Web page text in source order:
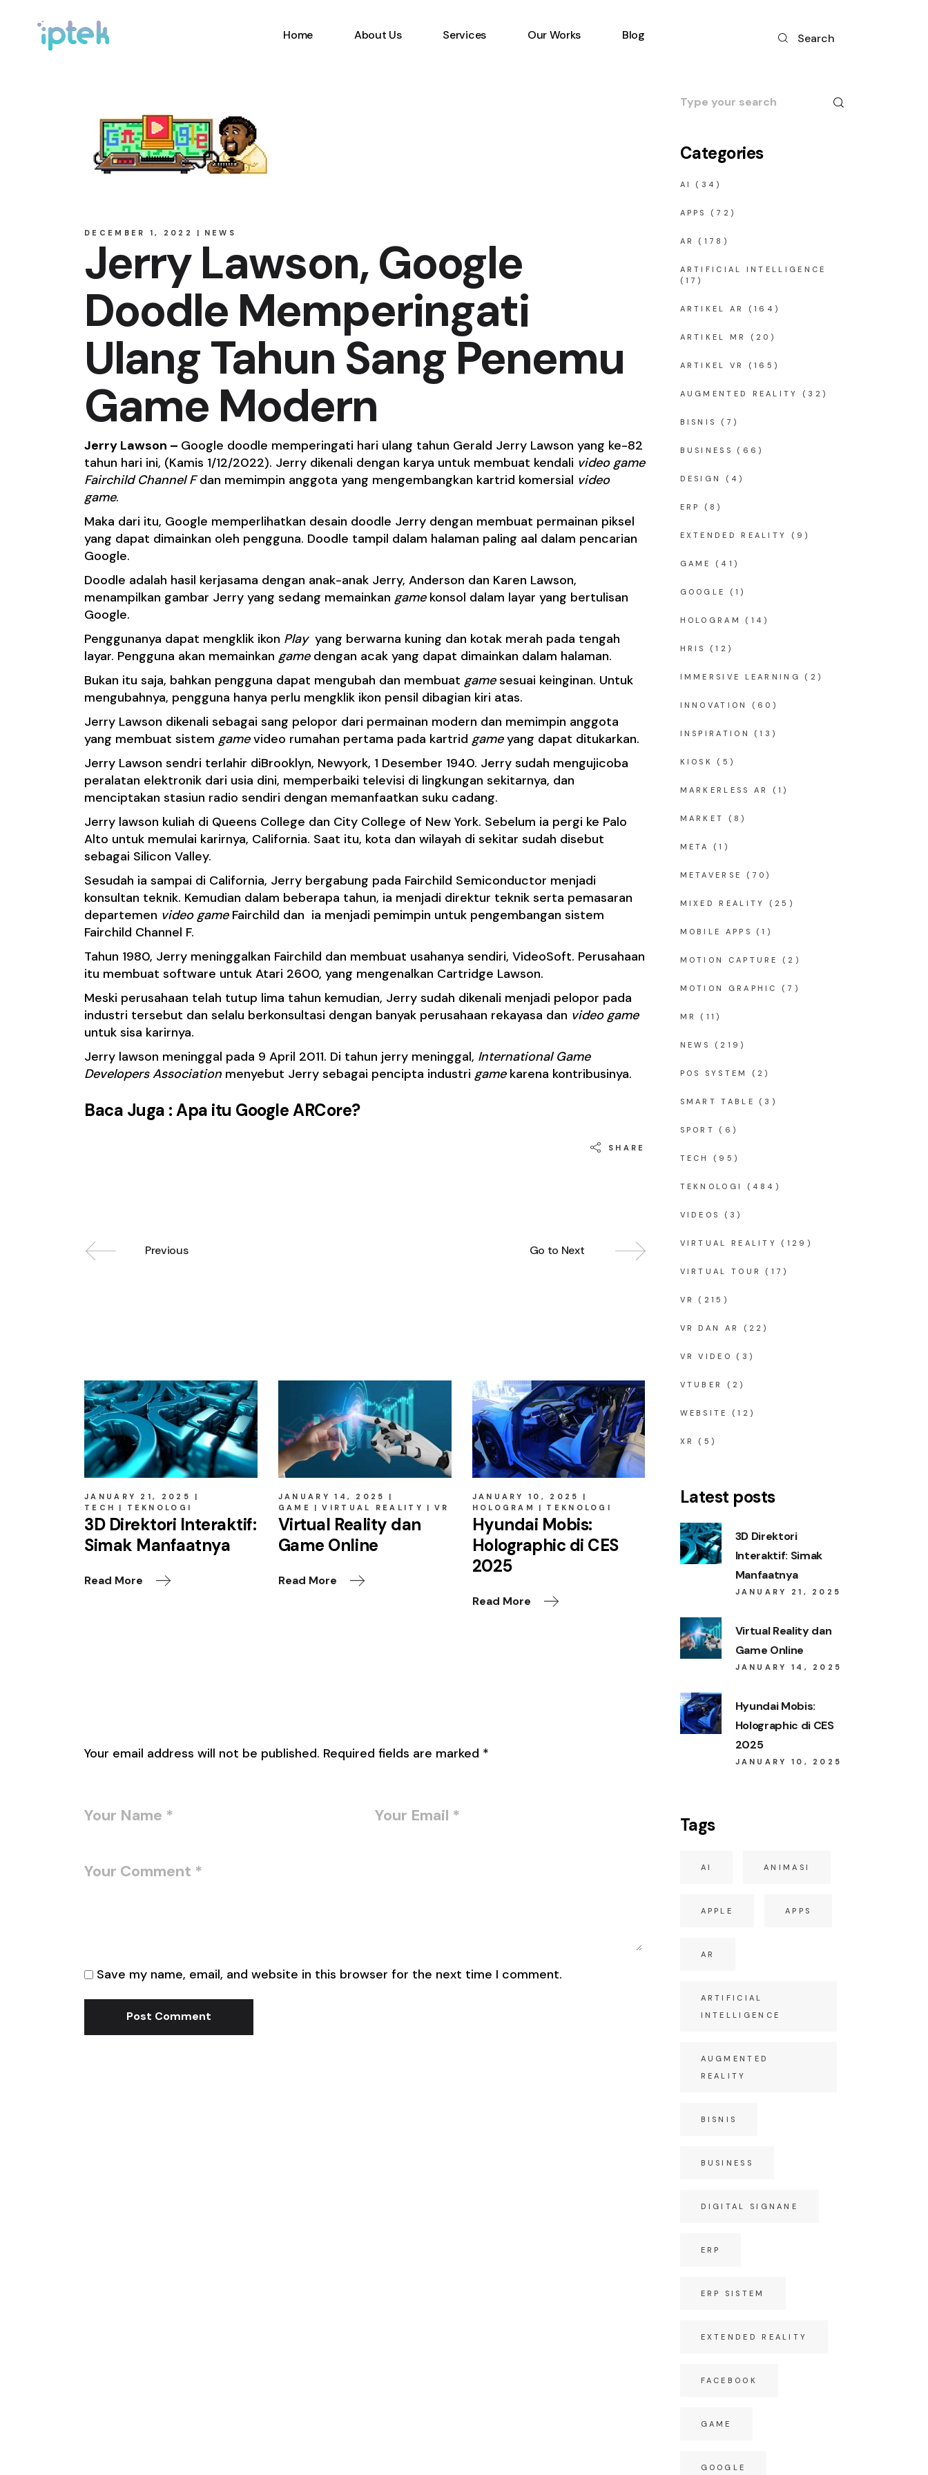
Home About Us Services Our Works Blog Search
DECEMBER 1, 2022 NEWS
Jerry Lawson, Google
Doodle Memperingati
Ulang Tahun Sang Penemu
Game Modern
Jerry Lawson – Google doodle memperingati hari ulang tahun Gerald Jerry Lawson yang ke-82
tahun hari ini, (Kamis 1/12/2022). Jerry dikenali dengan karya untuk membuat kendali videogame
Fairchild Channel Fdan memimpin anggota yang mengembangkan kartrid komersial video
game.
Maka dari itu, Google memperlihatkan desain doodle Jerry dengan membuat permainan piksel
yang dapat dimainkan oleh pengguna. Doodle tampil dalam halaman paling aal dalam pencarian
Google.
Doodle adalah hasil kerjasama dengan anak-anak Jerry, Anderson dan Karen Lawson,
menampilkan gambar Jerry yang sedang memainkan gamekonsol dalam layar yang bertulisan
Google.
Penggunanya dapat mengklik ikon Playyang berwarna kuning dan kotak merah pada tengah
layar. Pengguna akan memainkan gamedengan acak yang dapat dimainkan dalam halaman.
Bukan itu saja, bahkan pengguna dapat mengubah dan membuat gamesesuai keinginan. Untuk
mengubahnya, pengguna hanya perlu mengklik ikon pensil dibagian kiri atas.
Jerry Lawson dikenali sebagai sang pelopor dari permainan modern dan memimpin anggota
yang membuat sistem gamevideo rumahan pertama pada kartrid gameyang dapat ditukarkan.
Jerry Lawson sendri terlahir diBrooklyn, Newyork, 1 Desember 1940. Jerry sudah mengujicoba
peralatan elektronik dari usia dini, memperbaiki televisi di lingkungan sekitarnya, dan
menciptakan stasiun radio sendiri dengan memanfaatkan suku cadang.
Jerry lawson kuliah di Queens College dan City College of New York. Sebelum ia pergi ke Palo
Alto untuk memulai karirnya, California. Saat itu, kota dan wilayah di sekitar sudah disebut
sebagai Silicon Valley.
Sesudah ia sampai di California, Jerry bergabung pada Fairchild Semiconductor menjadi
konsultan teknik. Kemudian dalam beberapa tahun, ia menjadi direktur teknik serta pemasaran
departemen video gameFairchild dan ia menjadi pemimpin untuk pengembangan sistem
Fairchild Channel F.
Tahun 1980, Jerry meninggalkan Fairchild dan membuat usahanya sendiri, VideoSoft. Perusahaan
itu membuat software untuk Atari 2600, yang mengenalkan Cartridge Lawson.
Meski perusahaan telah tutup lima tahun kemudian, Jerry sudah dikenali menjadi pelopor pada
industri tersebut dan selalu berkonsultasi dengan banyak perusahaan rekayasa dan video game
untuk sisa karirnya.
Jerry lawson meninggal pada 9 April 2011. Di tahun jerry meninggal, International Game
Developers Association menyebut Jerry sebagai pencipta industri gamekarena kontribusinya.
Baca Juga :Apa itu Google ARCore?
SHARE
Previous Go to Next
JANUARY 21, 2025
TECH
TEKNOLOGI
3D Direktori Interaktif:
Simak Manfaatnya
Read More
JANUARY 14, 2025
GAME
VIRTUAL REALITY VR
Virtual Reality dan
Game Online
Read More
JANUARY 10, 2025
HOLOGRAM
TEKNOLOGI
Hyundai Mobis:
Holographic di CES
2025
Read More
Your email address will not be published. Required fields are marked *
Save my name, email, and website in this browser for the next time I comment.
Post Comment
Search
for:
Categories
AI (34)
APPS (72)
AR (178)
ARTIFICIAL INTELLIGENCE
(17)
ARTIKEL AR (164)
ARTIKEL MR (20)
ARTIKEL VR (165)
AUGMENTED REALITY (32)
BISNIS (7)
BUSINESS (66)
DESIGN (4)
ERP (8)
EXTENDED REALITY (9)
GAME (41)
GOOGLE (1)
HOLOGRAM (14)
HRIS (12)
IMMERSIVE LEARNING (2)
INNOVATION (60)
INSPIRATION (13)
KIOSK (5)
MARKERLESS AR (1)
MARKET (8)
META (1)
METAVERSE (70)
MIXED REALITY (25)
MOBILE APPS (1)
MOTION CAPTURE (2)
MOTION GRAPHIC (7)
MR (11)
NEWS (219)
POS SYSTEM (2)
SMART TABLE (3)
SPORT (6)
TECH (95)
TEKNOLOGI (484)
VIDEOS (3)
VIRTUAL REALITY (129)
VIRTUAL TOUR (17)
VR (215)
VR DAN AR (22)
VR VIDEO (3)
VTUBER (2)
WEBSITE (12)
XR (5)
Latest posts
3D Direktori
Interaktif: Simak
Manfaatnya
JANUARY 21, 2025
Virtual Reality dan
Game Online
JANUARY 14, 2025
Hyundai Mobis:
Holographic di CES
2025
JANUARY 10, 2025
Tags
AI ANIMASI
APPLE APPS
AR
ARTIFICIAL
INTELLIGENCE
AUGMENTED
REALITY
BISNIS
BUSINESS
DIGITAL SIGNANE
ERP
ERP SISTEM
EXTENDED REALITY
FACEBOOK
GAME
GOOGLE